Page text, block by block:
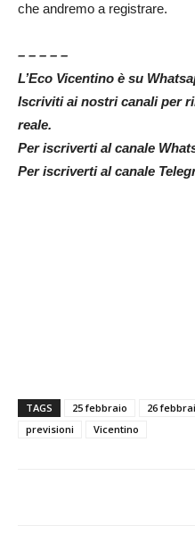
che andremo a registrare.
– – – – –
L’Eco Vicentino è su
Iscriviti ai nostri canali per
reale.
Per iscriverti al canale
Per iscriverti al canale
TAGS 25 febbraio 26
previsioni
Vicentino